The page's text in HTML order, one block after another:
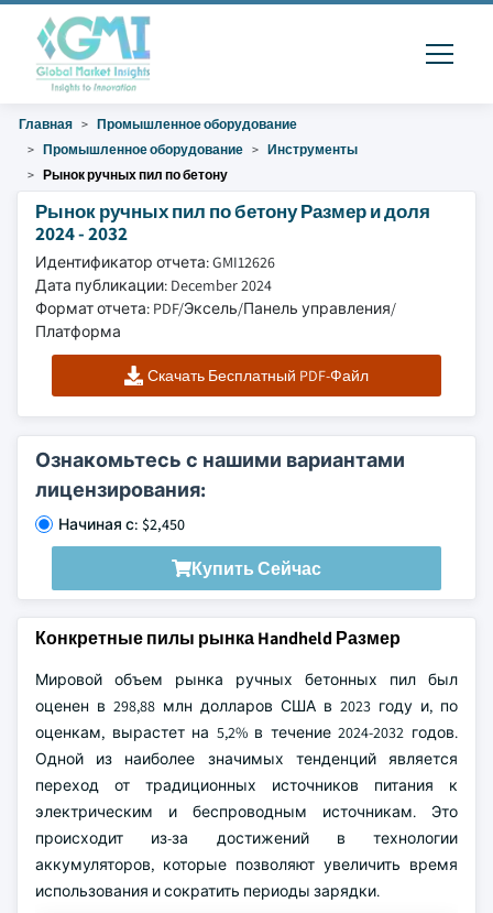
Главная
Промышленное оборудование
Промышленное оборудование
Инструменты
Рынок ручных пил по бетону
Рынок ручных пил по бетону Размер и доля
2024 - 2032
Идентификатор отчета: GMI12626
Дата публикации: December 2024
Формат отчета: PDF/Эксель/Панель управления/
Платформа
Скачать Бесплатный PDF-Файл
Ознакомьтесь с нашими вариантами
лицензирования:
Начиная с: $2,450
Купить Сейчас
Конкретные пилы рынка Handheld Размер
Мировой объем рынка ручных бетонных пил был
оценен в 298,88 млн долларов США в 2023 году и, по
оценкам, вырастет на 5,2% в течение 2024-2032 годов.
Одной из наиболее значимых тенденций является
переход от традиционных источников питания к
электрическим и беспроводным источникам. Это
происходит из-за достижений в технологии
аккумуляторов, которые позволяют увеличить время
использования и сократить периоды зарядки.